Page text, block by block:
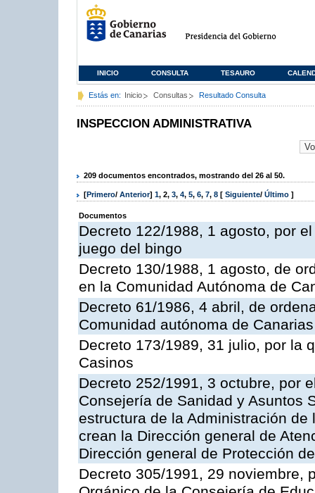
INICIO CONSULTA TESAURO
Estás en: Inicio Consultas Resultado Consulta
INSPECCION ADMINISTRATIVA
209 documentos encontrados, mostrando del 26 al 50.
[Primero/ Anterior] 1, 2, 3, 4, 5, 6, 7, 8 [ Siguiente/ Último ]
Documentos
Decreto 122/1988, 1 agosto, por
juego del bingo
Decreto 130/1988, 1 agosto, de
en la Comunidad Autónoma de
Decreto 61/1986, 4 abril, de
Comunidad autónoma de Canarias
Decreto 173/1989, 31 julio, por la
Casinos
Decreto 252/1991, 3 octubre, por
Consejería de Sanidad y Asuntos
estructura de la Administración
crean la Dirección general de
Dirección general de Protección
Decreto 305/1991, 29 noviembre,